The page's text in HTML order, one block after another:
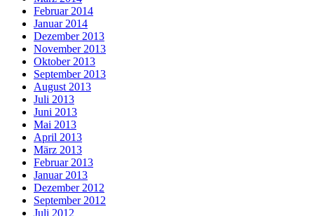
Februar 2014
Januar 2014
Dezember 2013
November 2013
Oktober 2013
September 2013
August 2013
Juli 2013
Juni 2013
Mai 2013
April 2013
März 2013
Februar 2013
Januar 2013
Dezember 2012
September 2012
Juli 2012